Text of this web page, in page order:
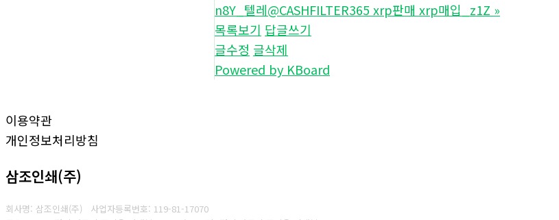
n8Y_텔레@CASHFILTER365 xrp판매 xrp매입_z1Z »
목록보기 답글쓰기
글수정 글삭제
Powered by KBoard
이용약관
개인정보처리방침
삼조인쇄(주)
회사명: 삼조인쇄(주) 사업자등록번호: 119-81-17070